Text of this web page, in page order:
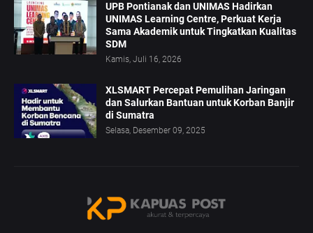
UPB Pontianak dan UNIMAS Hadirkan
UNIMAS Learning Centre, Perkuat Kerja
Sama Akademik untuk Tingkatkan Kualitas
SDM
Kamis, Juli 16, 2026
XLSMART Percepat Pemulihan Jaringan
dan Salurkan Bantuan untuk Korban Banjir
di Sumatra
Selasa, Desember 09, 2025